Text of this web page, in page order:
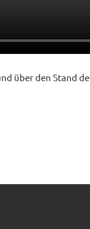
über den Stand